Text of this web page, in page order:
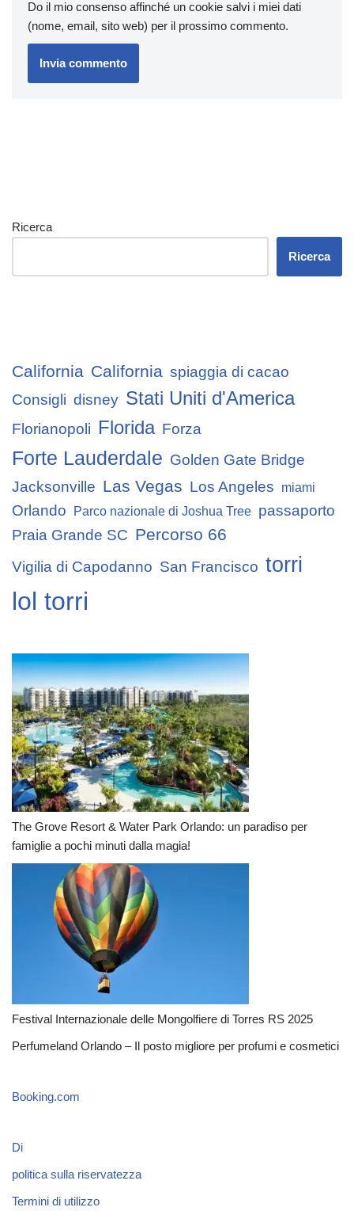
Do il mio consenso affinché un cookie salvi i miei dati
(nome, email, sito web) per il prossimo commento.
Ricerca
Ricerca
California California spiaggia di cacao
Consigli disney Stati Uniti d'America
Florianopoli Florida Forza
Forte Lauderdale Golden Gate Bridge
Jacksonville Las Vegas Los Angeles miami
Orlando Parco nazionale di Joshua Tree passaporto
Praia Grande SC Percorso 66
Vigilia di Capodanno San Francisco torri
lol torri
The Grove Resort & Water Park Orlando: un paradiso per
famiglie a pochi minuti dalla magia!
Festival Internazionale delle Mongolfiere di Torres RS 2025
Perfumeland Orlando – Il posto migliore per profumi e cosmetici
Booking.com
Di
politica sulla riservatezza
Termini di utilizzo